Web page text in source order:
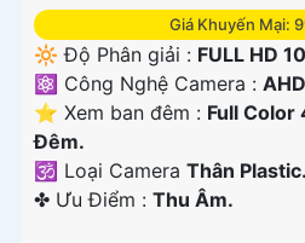
Giá Khuyến Mại:
🔆 Độ Phân giải : FULL HD
⚛️ Công Nghệ Camera :
⭐ Xem ban đêm : Full Color
Ðêm.
🕉️ Loại Camera Thân Plastic.
️✤ Ưu Điểm : Thu Âm.